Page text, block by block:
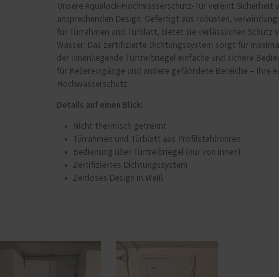
Badezimmer
Betten
Esstische und Sitzbänke
Garderoben
Gartenbänke
Küchen
Schlafzimmer
Schränke mit Gleittüren
Sitzbankfenster
Wohnzimmer
RELAX 2000
Außenanlagen
Einbruchschutz
Holz-Haustüren in
Eigenfertigung
Unsere Aqualock-Hochwasserschutz-Tür vereint Sicherheit
ansprechenden Design. Gefertigt aus robusten,
für Türrahmen und Türblatt, bietet sie verlässlichen Schutz
Wasser. Das zertifizierte Dichtungssystem sorgt für
der innenliegende Türtreibriegel einfache und sichere
für Kellereingänge und andere gefährdete Bereiche – Ihre
Hochwasserschutz.
Details auf einen Blick:
Nicht thermisch getrennt
Türrahmen und Türblatt aus Profilstahlrohren
Bedienung über Türtreibriegel (nur von innen)
Zertifiziertes Dichtungssystem
Zeitloses Design in Weiß